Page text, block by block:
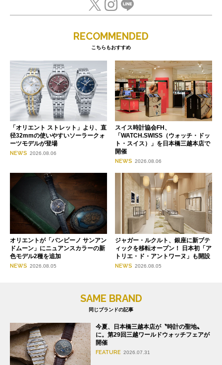
RECOMMENDED
こちらもおすすめ
「オリエント ストレット」より、直
径32mmの使いやすいソーラークォ
ーツモデルが登場
NEWS 2026.08.06
スイス時計協会FH、
「WATCH.SWISS（ウォッチ・ドッ
ト・スイス）」を日本橋三越本店で
開催
NEWS 2026.08.06
オリエントが「バンビーノ サンアン
ドムーン」にニュアンスカラーの新
色モデル2種を追加
NEWS 2026.08.05
ジャガー・ルクルト、銀座に新ブテ
ィックを移転オープン！ 日本初「ア
トリエ・ド・アントワーヌ」も開設
NEWS 2026.08.05
SAME BRAND
同じブランドの記事
今夏、日本橋三越本店が〝時計の聖地〟
に。第29回三越ワールドウォッチフェアが
開催
FEATURE 2026.07.31